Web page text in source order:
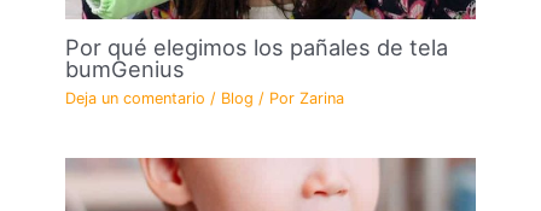
Por qué elegimos los pañales de tela
bumGenius
Deja un comentario / Blog / PorZarina